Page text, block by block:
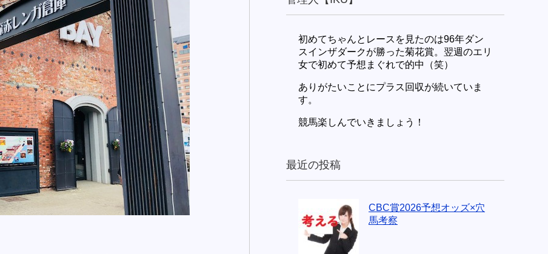
初めてちゃんとレースを見たのは96年ダン
スインザダークが勝った菊花賞。翌週のエリ
女で初めて予想まぐれで的中（笑）
ありがたいことにプラス回収が続いていま
す。
競馬楽しんでいきましょう！
最近の投稿
CBC賞2026予想オッズ×穴
馬考察